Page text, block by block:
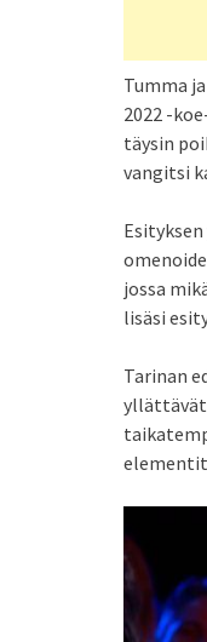
Tumma
2022 -
täysin
vangitsi
jossa
lisäsi
Tarinan
yllättävät